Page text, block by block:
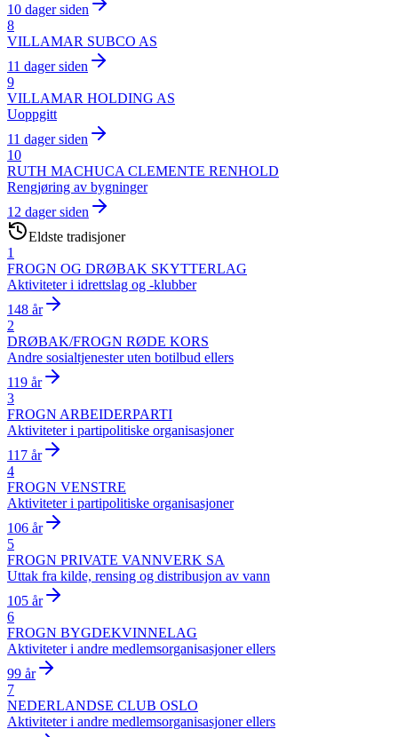
10 dager siden
8
VILLAMAR SUBCO AS
11 dager siden
9
VILLAMAR HOLDING AS
Uoppgitt
11 dager siden
10
RUTH MACHUCA CLEMENTE RENHOLD
Rengjøring av bygninger
12 dager siden
Eldste tradisjoner
1
FROGN OG DRØBAK SKYTTERLAG
Aktiviteter i idrettslag og -klubber
148 år
2
DRØBAK/FROGN RØDE KORS
Andre sosialtjenester uten botilbud ellers
119 år
3
FROGN ARBEIDERPARTI
Aktiviteter i partipolitiske organisasjoner
117 år
4
FROGN VENSTRE
Aktiviteter i partipolitiske organisasjoner
106 år
5
FROGN PRIVATE VANNVERK SA
Uttak fra kilde, rensing og distribusjon av vann
105 år
6
FROGN BYGDEKVINNELAG
Aktiviteter i andre medlemsorganisasjoner ellers
99 år
7
NEDERLANDSE CLUB OSLO
Aktiviteter i andre medlemsorganisasjoner ellers